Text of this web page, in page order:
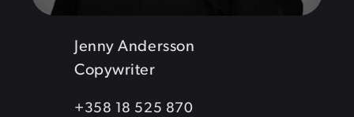
Jenny Andersson
Copywriter
+358 18 525 870